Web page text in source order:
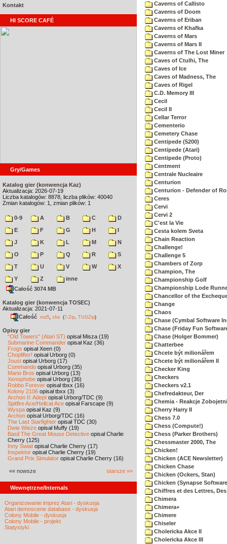
Kontakt
HI SCORE CAFÉ
Gry/Games
Katalog gier (konwencja Kaz)
Aktualizacja: 2026-07-19
Liczba katalogów: 8878, liczba plików: 40040
Zmian katalogów: 1, zmian plików: 1
0-9 A B C
D
E
F G H
I
J
K L M
N
O
P Q R
S
T
U V W
X
Y
Z
inne
Całość 3074 MB
Katalog gier (konwencja TOSEC)
Aktualizacja: 2021-07-11
Całość md5 sha (7-Zip TUGZip)
Opisy gier
"Old Towers" (Atari ST) opisał Misza (19)
Submarine Commander opisał Kaz (36)
Frogs opisał Xeen (0)
Choplifter! opisał Urborg (0)
Joust opisał Urborg (17)
Commando opisał Urborg (35)
Mario Bros opisał Urborg (13)
Xenophobe opisał Urborg (36)
Robbo Forever opisał tbxx (16)
Kolony 2106 opisał tbxx (3)
Archon II: Adept opisał Urborg/TDC (9)
Spitfire Ace/Hellcat Ace opisał Farscape (9)
Wyspa opisał Kaz (9)
Archon opisał Urborg/TDC (16)
The Last Starfighter opisał TDC (30)
Dwie Wieże opisał Muffy (19)
Basil The Great Mouse Detective opisał Charlie
Cherry (125)
Inny Świat opisał Charlie Cherry (17)
Inspektor opisał Charlie Cherry (19)
Grand Prix Simulator opisał Charlie Cherry (16)
«« nowsze starsze »»
Wewnętrzne/Internals
Organizowanie imprez Atari - dyskusja
Atari demoscene database - dyskusja
Colony Mobile - dyskusja
Colony Mobile - projekt
Statystyki
Caverns of Callisto
Caverns of Doom
Caverns of Eriban
Caverns of Khafka
Caverns of Mars
Caverns of Mars II
Caverns of The Lost Miner
Caves of Ctulhi, The
Caves of Ice
Caves of Madness, The
Caves of Rigel
C.D. Memory III
Cecil
Cecil II
Cellar Terror
Cementerio
Cemetery Chase
Centipede (5200)
Centipede (Atari)
Centipede (Proto)
Centment
Centrale Nucleaire
Centurion
Centurion - Defender of
Ceres
Cervi
Cervi 2
C'est la Vie
Cesta kolem Sveta
Chain Reaction
Challenge!
Challenge 5
Chambers of Zorp
Champion, The
Championship Golf
Championship Lode
Chancellor of the
Change
Chaos
Chase (Cymbal Software
Chase (Friday Fun
Chase (Holger Bommer)
Chatterbee
Chcete být milionářem
Chcete být milionářem II
Checker King
Checkers
Checkers v2.1
Chefredakteur, Der
Chemia - Reakcje
Cherry Harry II
Chess 7.0
Chess (Compute!)
Chess (Parker Brothers)
Chessmaster 2000, The
Chicken!
Chicken (ACE Newsletter)
Chicken Chase
Chicken (Ockers, Stan)
Chicken (Synapse
Chiffres et des Lettres, Des
Chimera
Chimera+
Chimere
Chiseler
Cholericka Akce II
Cholericka Akce III